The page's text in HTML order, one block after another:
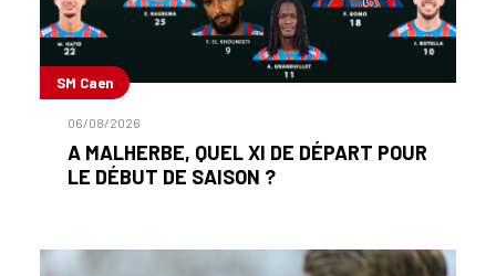
SM Caen
06/08/2026
A MALHERBE, QUEL XI DE DÉPART POUR
LE DÉBUT DE SAISON ?